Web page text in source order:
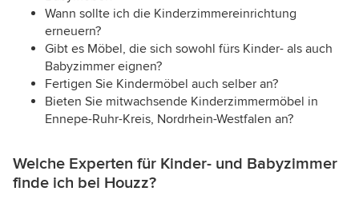
Wann sollte ich die Kinderzimmereinrichtung
erneuern?
Gibt es Möbel, die sich sowohl fürs Kinder- als auch
Babyzimmer eignen?
Fertigen Sie Kindermöbel auch selber an?
Bieten Sie mitwachsende Kinderzimmermöbel in
Ennepe-Ruhr-Kreis, Nordrhein-Westfalen an?
Welche Experten für Kinder- und Babyzimmer
finde ich bei Houzz?